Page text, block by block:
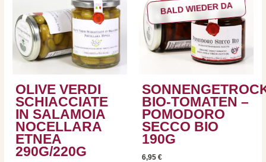
OLIVE VERDI
SCHIACCIATE
IN SALAMOIA
NOCELLARA
ETNEA
290G/220G
BALD WIEDER DA
BIO-TOMATEN –
POMODORO
SECCO BIO
190G
6,95 €